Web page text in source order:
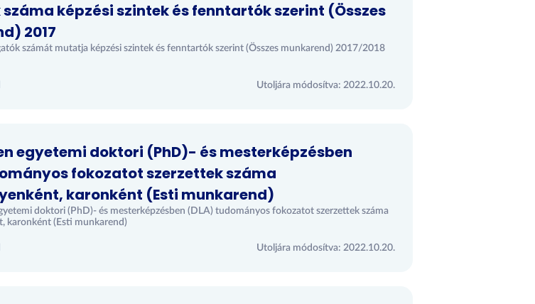
képzési szintek és fenntartók szerint (Összes
2017
számát mutatja képzési szintek és fenntartók szerint (Összes munkarend) 2017/2018
Utoljára módosítva: 2022.10.20.
egyetemi doktori (PhD)- és mesterképzésben
fokozatot szerzettek száma
karonként (Esti munkarend)
doktori (PhD)- és mesterképzésben (DLA) tudományos fokozatot szerzettek száma
karonként (Esti munkarend)
Utoljára módosítva: 2022.10.20.